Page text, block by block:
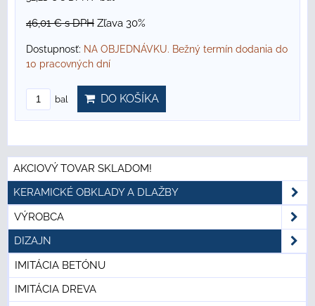
46,01 €s DPH Zľava 30%
Dostupnosť: NA OBJEDNÁVKU. Bežný termín dodania do
10 pracovných dní
bal DO KOŠÍKA
AKCIOVÝ TOVAR SKLADOM!
KERAMICKÉ OBKLADY A DLAŽBY
VÝROBCA
DIZAJN
IMITÁCIA BETÓNU
IMITÁCIA DREVA